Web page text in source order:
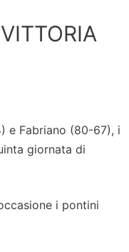
e Fabriano (80-67), i
giornata di
i pontini